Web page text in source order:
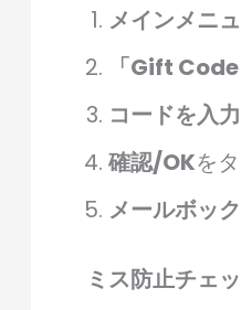
メインメニ
「Gift
コードを入力
確認/OKを
メールボッ
ミス防止チェ